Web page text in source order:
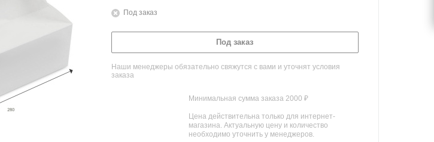
Под заказ
Под заказ
Наши менеджеры обязательно свяжутся с вами и уточнят условия
заказа
Минимальная сумма заказа 2000 ₽
Цена действительна только для интернет-
магазина. Актуальную цену и количество
необходимо уточнить у менеджеров.